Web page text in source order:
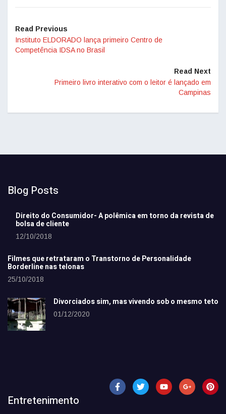
Read Previous
Instituto ELDORADO lança primeiro Centro de
Competência IDSA no Brasil
Read Next
Primeiro livro interativo com o leitor é lançado em
Campinas
Blog Posts
Direito do Consumidor- A polêmica em torno da revista de
bolsa de cliente
12/10/2018
Filmes que retrataram o Transtorno de Personalidade
Borderline nas telonas
25/10/2018
Divorciados sim, mas vivendo sob o mesmo teto
01/12/2020
Entretenimento